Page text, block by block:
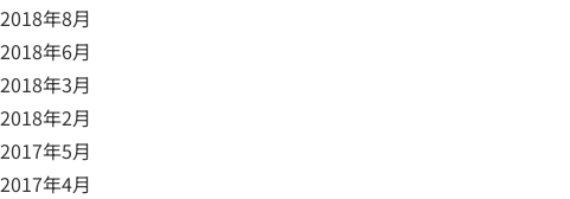
2018年8月
2018年6月
2018年3月
2018年2月
2017年5月
2017年4月